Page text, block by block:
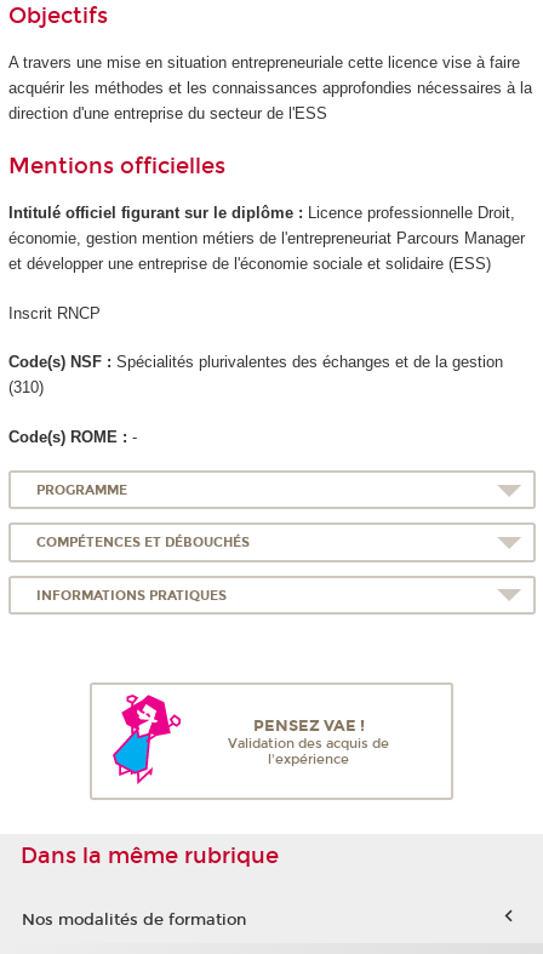
Objectifs
A travers une mise en situation entrepreneuriale cette licence vise à faire
acquérir les méthodes et les connaissances approfondies nécessaires à la
direction d'une entreprise du secteur de l'ESS
Mentions officielles
Intitulé officiel figurant sur le diplôme : Licence professionnelle Droit,
économie, gestion mention métiers de l'entrepreneuriat Parcours Manager
et développer une entreprise de l'économie sociale et solidaire (ESS)
Inscrit RNCP
Code(s) NSF : Spécialités plurivalentes des échanges et de la gestion
(310)
Code(s) ROME : -
PROGRAMME
COMPÉTENCES ET DÉBOUCHÉS
INFORMATIONS PRATIQUES
PENSEZ VAE !
Validation des acquis de
l'expérience
Dans la même rubrique
Nos modalités de formation